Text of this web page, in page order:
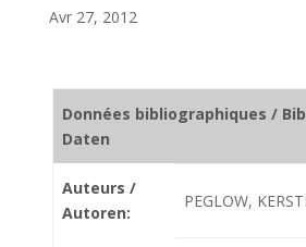
Avr 27, 2012
Données bibliographiques /
Daten
Auteurs /
Autoren:
PEGLOW,